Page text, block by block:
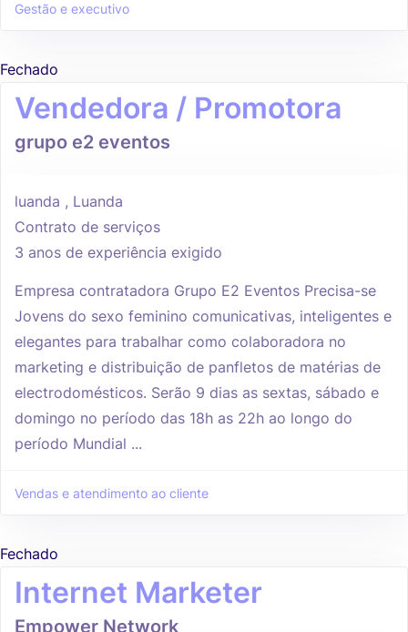
Gestão e executivo
Fechado
Vendedora / Promotora
grupo e2 eventos
luanda , Luanda
Contrato de serviços
3 anos de experiência exigido
Empresa contratadora Grupo E2 Eventos Precisa-se
Jovens do sexo feminino comunicativas, inteligentes e
elegantes para trabalhar como colaboradora no
marketing e distribuição de panfletos de matérias de
electrodomésticos. Serão 9 dias as sextas, sábado e
domingo no período das 18h as 22h ao longo do
período Mundial ...
Vendas e atendimento ao cliente
Fechado
Internet Marketer
Empower Network